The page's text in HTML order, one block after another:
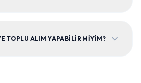
TOPLU ALIM YAPABILIR MIYIM?